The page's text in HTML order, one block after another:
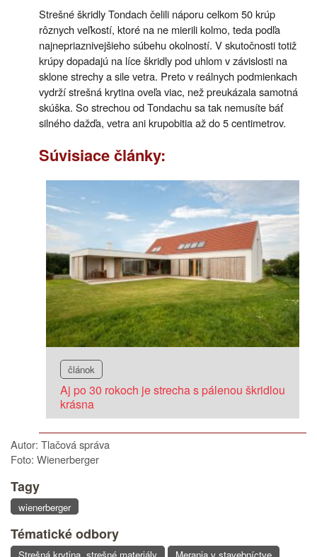
Strešné škridly Tondach čelili náporu celkom 50 krúp
rôznych veľkostí, ktoré na ne mierili kolmo, teda podľa
najnepriaznivejšieho súbehu okolností. V skutočnosti totiž
krúpy dopadajú na líce škridly pod uhlom v závislosti na
sklone strechy a sile vetra. Preto v reálnych podmienkach
vydrží strešná krytina oveľa viac, než preukázala samotná
skúška. So strechou od Tondachu sa tak nemusíte báť
silného dažďa, vetra ani krupobitia až do 5 centimetrov.
Súvisiace články:
článok
Aj po 30 rokoch je strecha s pálenou škridlou
krásna
Autor: Tlačová správa
Foto: Wienerberger
Tagy
wienerberger
Tématické odbory